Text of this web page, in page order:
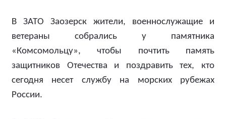
В ЗАТО Заозерск жители, военнослужащие и
ветераны собрались у памятника
«Комсомольцу», чтобы почтить память
защитников Отечества и поздравить тех, кто
сегодня несет службу на морских рубежах
России.